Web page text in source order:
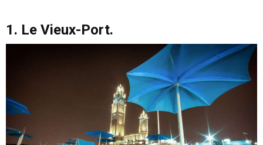
1. Le Vieux-Port.